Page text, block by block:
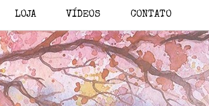
LOJA VÍDEOS CONTATO